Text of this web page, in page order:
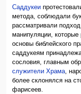
Саддукеи
метода, соблюдали
рассматривали
манипуляции,
основы библейского
саддукеям
сословия, главным
служители Храма,
более склонялся на
фарисеев.